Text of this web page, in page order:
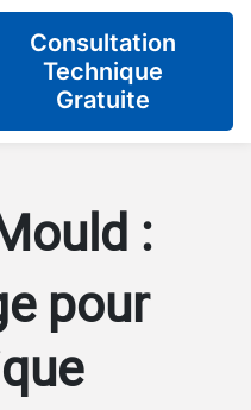
Consultation
Technique
Gratuite
:
pour